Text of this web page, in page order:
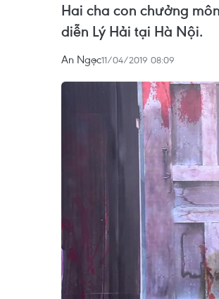
Hai cha con chưởng
diễn Lý Hải tại Hà Nội.
An Ngọc11/04/2019 08:09